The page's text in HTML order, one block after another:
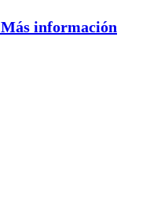
Más información